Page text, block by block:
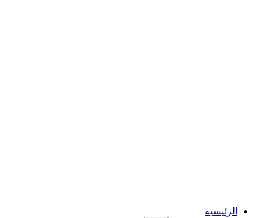
الرئيسية